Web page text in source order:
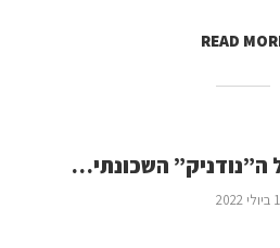
READ
ה”נודניק” השכונתי…